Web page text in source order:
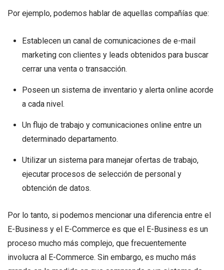
Por ejemplo, podemos hablar de aquellas compañías que:
Establecen un canal de comunicaciones de e-mail
marketing con clientes y leads obtenidos para buscar
cerrar una venta o transacción.
Poseen un sistema de inventario y alerta online acorde
a cada nivel.
Un flujo de trabajo y comunicaciones online entre un
determinado departamento.
Utilizar un sistema para manejar ofertas de trabajo,
ejecutar procesos de selección de personal y
obtención de datos.
Por lo tanto, si podemos mencionar una diferencia entre el
E-Business y el E-Commerce es que el E-Business es un
proceso mucho más complejo, que frecuentemente
involucra al E-Commerce. Sin embargo, es mucho más